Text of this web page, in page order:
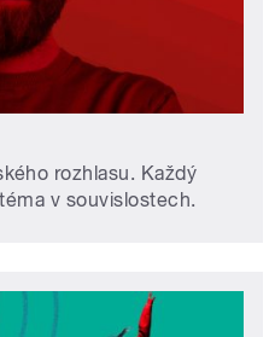
rozhlasu. Každý
v souvislostech.